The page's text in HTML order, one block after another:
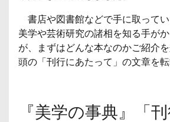
書店や図書館などで手に取って
美学や芸術研究の諸相を知る手が
が、まずはどんな本なのかご紹介
頭の「刊行にあたって」の文章を転
『美学の事典』「